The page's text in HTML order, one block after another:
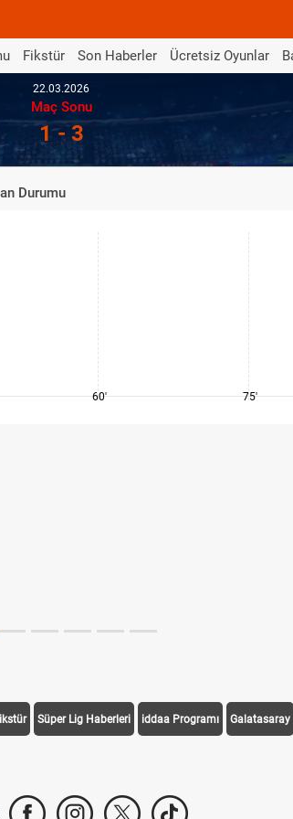
Fikstür Son Haberler Ücretsiz Oyunlar
22.03.2026
Maç Sonu
1 - 3
Durumu
60' 75'
Süper Lig Haberleri iddaa Programı Galatasaray